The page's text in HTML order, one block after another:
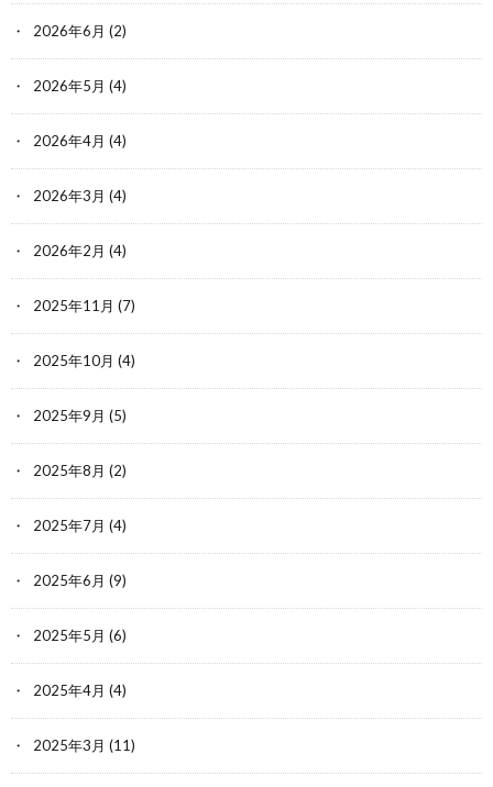
2026年6月 (2)
2026年5月 (4)
2026年4月 (4)
2026年3月 (4)
2026年2月 (4)
2025年11月 (7)
2025年10月 (4)
2025年9月 (5)
2025年8月 (2)
2025年7月 (4)
2025年6月 (9)
2025年5月 (6)
2025年4月 (4)
2025年3月 (11)